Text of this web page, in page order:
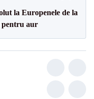
la Europenele de la
aur